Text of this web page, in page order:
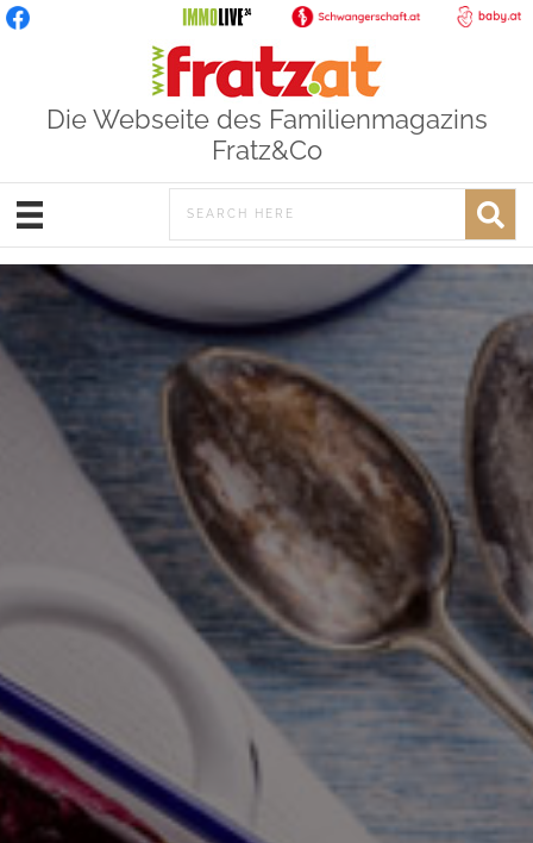
Die Webseite des Familienmagazins
Fratz&Co